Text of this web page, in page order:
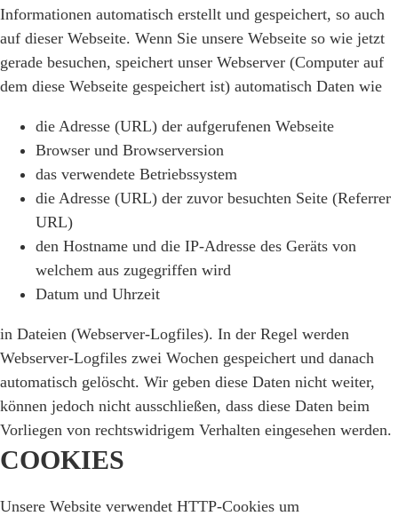
Informationen automatisch erstellt und gespeichert, so auch
auf dieser Webseite. Wenn Sie unsere Webseite so wie jetzt
gerade besuchen, speichert unser Webserver (Computer auf
dem diese Webseite gespeichert ist) automatisch Daten wie
die Adresse (URL) der aufgerufenen Webseite
Browser und Browserversion
das verwendete Betriebssystem
die Adresse (URL) der zuvor besuchten Seite (Referrer
URL)
den Hostname und die IP-Adresse des Geräts von
welchem aus zugegriffen wird
Datum und Uhrzeit
in Dateien (Webserver-Logfiles). In der Regel werden
Webserver-Logfiles zwei Wochen gespeichert und danach
automatisch gelöscht. Wir geben diese Daten nicht weiter,
können jedoch nicht ausschließen, dass diese Daten beim
Vorliegen von rechtswidrigem Verhalten eingesehen werden.
COOKIES
Unsere Website verwendet HTTP-Cookies um